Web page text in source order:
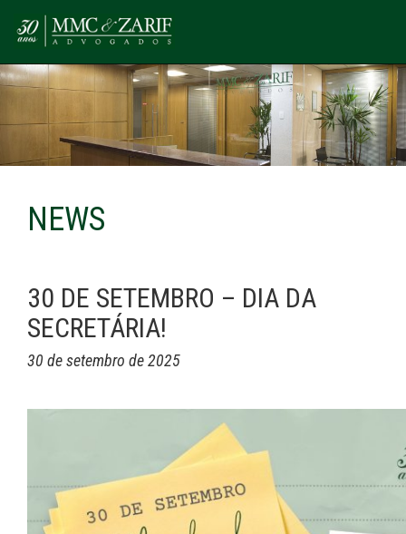
NEWS
30 DE SETEMBRO – DIA DA
SECRETÁRIA!
30 de setembro de 2025